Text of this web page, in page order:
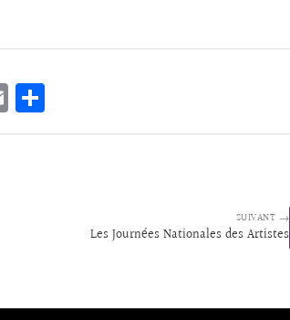
E
m rt
SUIVANT →
Les Journées Nationales des Artistes